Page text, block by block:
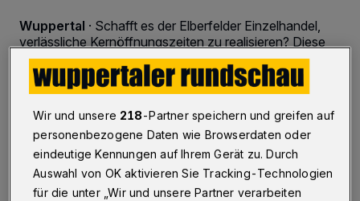
Wuppertal · Schafft es der Elberfelder Einzelhandel,
verlässliche Kernöffnungszeiten zu realisieren? Diese
Frage stand jetzt am Ende des "Elberfelder Forums" der
Interessengemeinschaft "IG1". 160 Geschäfte
innerhalb der Innenstadt sind befragt worden: Ihre
Uhr morgens und 23 Uhr spätabends.
05.05.2016 , 11:00 Uhr Eine Minute Lesezeit
Wir und unsere 218-Partner speichern und greifen auf
personenbezogene Daten wie Browserdaten oder
eindeutige Kennungen auf Ihrem Gerät zu. Durch
Auswahl von OK aktivieren Sie Tracking-Technologien
für die unter „Wir und unsere Partner verarbeiten